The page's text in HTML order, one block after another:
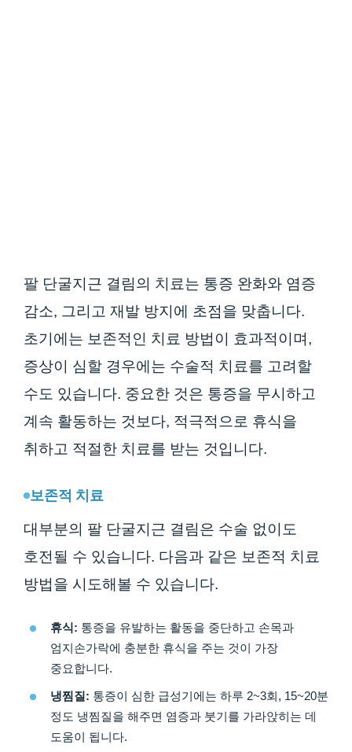
팔 단굴지근 결림의 치료는 통증 완화와 염증
감소, 그리고 재발 방지에 초점을 맞춥니다.
초기에는 보존적인 치료 방법이 효과적이며,
증상이 심할 경우에는 수술적 치료를 고려할
수도 있습니다. 중요한 것은 통증을 무시하고
계속 활동하는 것보다, 적극적으로 휴식을
취하고 적절한 치료를 받는 것입니다.
보존적 치료
대부분의 팔 단굴지근 결림은 수술 없이도
호전될 수 있습니다. 다음과 같은 보존적 치료
방법을 시도해볼 수 있습니다.
휴식: 통증을 유발하는 활동을 중단하고 손목과
엄지손가락에 충분한 휴식을 주는 것이 가장
중요합니다.
냉찜질: 통증이 심한 급성기에는 하루 2~3회, 15~20분
정도 냉찜질을 해주면 염증과 붓기를 가라앉히는 데
도움이 됩니다.